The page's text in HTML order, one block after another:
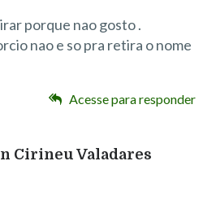
porque nao gosto .
nao e so pra retira o nome
Acesse para responder
Cirineu Valadares